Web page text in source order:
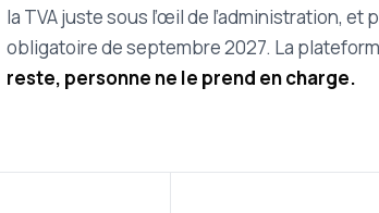
la TVA juste sous l’œil de l’administration, et
obligatoire de septembre 2027. La
reste, personne ne le prend en charge.